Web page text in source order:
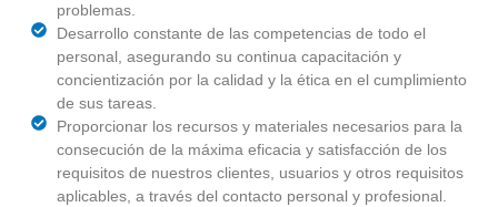
problemas.
Desarrollo constante de las competencias de todo el
personal, asegurando su continua capacitación y
concientización por la calidad y la ética en el cumplimiento
de sus tareas.
Proporcionar los recursos y materiales necesarios para la
consecución de la máxima eficacia y satisfacción de los
requisitos de nuestros clientes, usuarios y otros requisitos
aplicables, a través del contacto personal y profesional.